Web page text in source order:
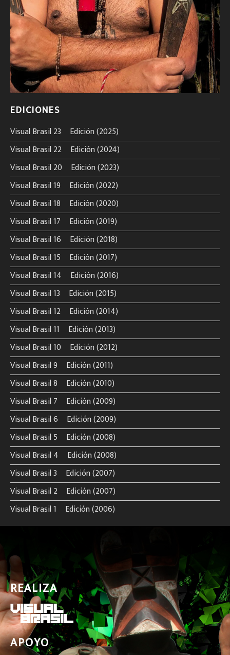
EDICIONES
Visual Brasil 23º Edición (2025)
Visual Brasil 22º Edición (2024)
Visual Brasil 20º Edición (2023)
Visual Brasil 19º Edición (2022)
Visual Brasil 18º Edición (2020)
Visual Brasil 17º Edición (2019)
Visual Brasil 16º Edición (2018)
Visual Brasil 15º Edición (2017)
Visual Brasil 14º Edición (2016)
Visual Brasil 13º Edición (2015)
Visual Brasil 12º Edición (2014)
Visual Brasil 11º Edición (2013)
Visual Brasil 10º Edición (2012)
Visual Brasil 9º Edición (2011)
Visual Brasil 8º Edición (2010)
Visual Brasil 7º Edición (2009)
Visual Brasil 6º Edición (2009)
Visual Brasil 5º Edición (2008)
Visual Brasil 4º Edición (2008)
Visual Brasil 3º Edición (2007)
Visual Brasil 2º Edición (2007)
Visual Brasil 1º Edición (2006)
REALIZA
APOYO